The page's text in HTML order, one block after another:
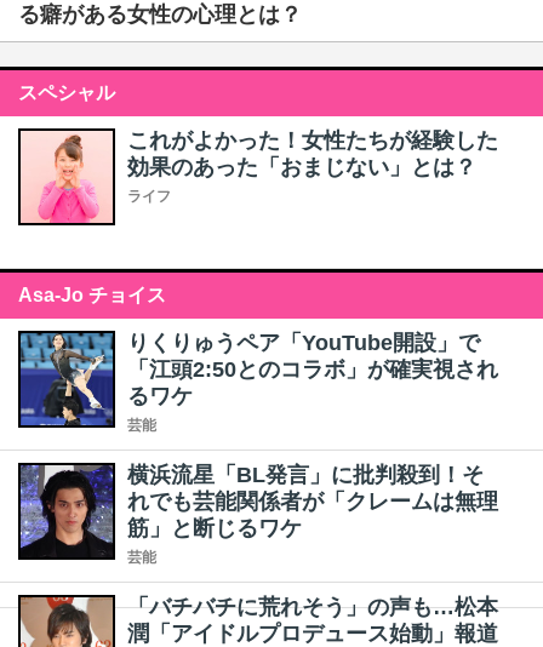
る癖がある女性の心理とは？
スペシャル
これがよかった！女性たちが経験した
効果のあった「おまじない」とは？
ライフ
Asa-Jo チョイス
りくりゅうペア「YouTube開設」で
「江頭2:50とのコラボ」が確実視され
るワケ
芸能
横浜流星「BL発言」に批判殺到！そ
れでも芸能関係者が「クレームは無理
筋」と断じるワケ
芸能
「バチバチに荒れそう」の声も…松本
潤「アイドルプロデュース始動」報道